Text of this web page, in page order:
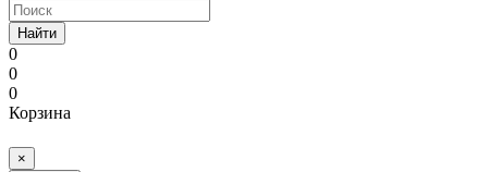
Найти
0
0
0
Корзина
×